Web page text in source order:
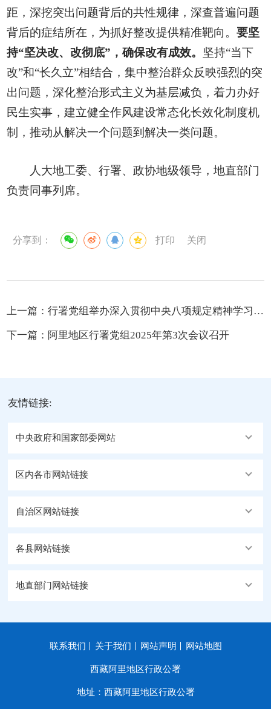
距，深挖突出问题背后的共性规律，深查普遍问题
背后的症结所在，为抓好整改提供精准靶向。要坚
持“坚决改、改彻底”，确保改有成效。 坚持“当下
改”和“长久立”相结合，集中整治群众反映强烈的突
出问题，深化整治形式主义为基层减负，着力办好
民生实事，建立健全作风建设常态化长效化制度机
制，推动从解决一个问题到解决一类问题。
人大地工委、行署、政协地级领导，地直部门
负责同事列席。
分享到： 打印 关闭
上一篇： 行署党组举办深入贯彻中央八项规定精神学习教育读书班
下一篇： 阿里地区行署党组2025年第3次会议召开
友情链接:
中央政府和国家部委网站
区内各市网站链接
自治区网站链接
各县网站链接
地直部门网站链接
联系我们 关于我们 网站声明 网站地图
西藏阿里地区行政公署
地址：西藏阿里地区行政公署